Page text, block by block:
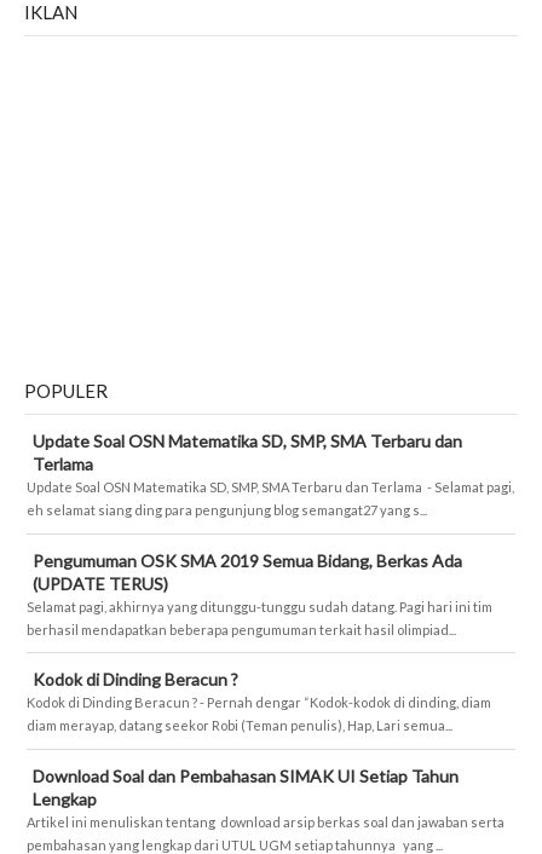
IKLAN
POPULER
Update Soal OSN Matematika SD, SMP, SMA Terbaru dan
Terlama
Update Soal OSN Matematika SD, SMP, SMA Terbaru dan Terlama - Selamat pagi,
eh selamat siang ding para pengunjung blog semangat27 yang s...
Pengumuman OSK SMA 2019 Semua Bidang, Berkas Ada
(UPDATE TERUS)
Selamat pagi, akhirnya yang ditunggu-tunggu sudah datang. Pagi hari ini tim
berhasil mendapatkan beberapa pengumuman terkait hasil olimpiad...
Kodok di Dinding Beracun ?
Kodok di Dinding Beracun ? - Pernah dengar “Kodok-kodok di dinding, diam
diam merayap, datang seekor Robi (Teman penulis), Hap, Lari semua...
Download Soal dan Pembahasan SIMAK UI Setiap Tahun
Lengkap
Artikel ini menuliskan tentang download arsip berkas soal dan jawaban serta
pembahasan yang lengkap dari UTUL UGM setiap tahunnya yang ...